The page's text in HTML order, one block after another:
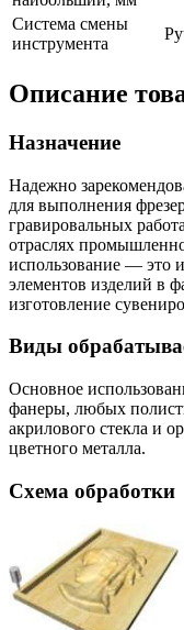
Система смены
инструмента
Описание
Назначение
Надежно
для выполнения
гравировальных
отраслях
использование — это
элементов изделий в
изготовление
Виды
Основное
фанеры, любых
акрилового стекла и
цветного металла.
Схема обработки